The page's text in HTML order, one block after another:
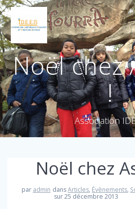
Noël chez
!
Association
Noël chez
par admin dansArticles, Évènements,
sur 25 décembre 2013